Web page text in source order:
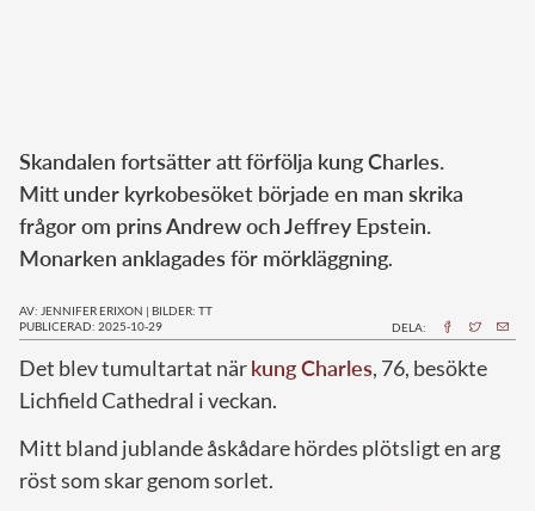
Skandalen fortsätter att förfölja kung Charles.
Mitt under kyrkobesöket började en man skrika
frågor om prins Andrew och Jeffrey Epstein.
Monarken anklagades för mörkläggning.
AV: JENNIFER ERIXON | BILDER: TT
PUBLICERAD: 2025-10-29
DELA:
Det blev tumultartat närkung Charles, 76, besökte
Lichfield Cathedral i veckan.
Mitt bland jublande åskådare hördes plötsligt en arg
röst som skar genom sorlet.